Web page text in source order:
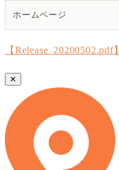
ホームページ
【Release_20200502.pdf】
✕